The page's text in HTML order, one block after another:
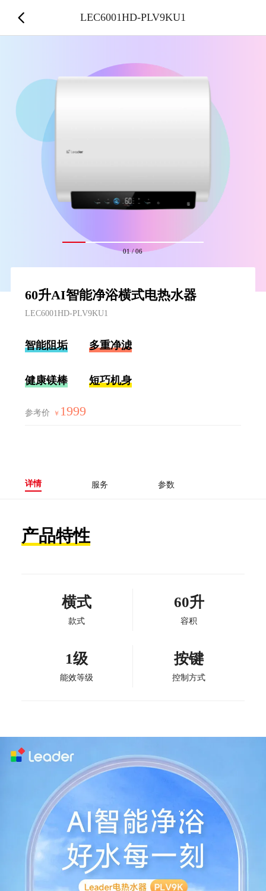
01/06
60升AI智能净浴横式电热水器
LEC6001HD-PLV9KU1
智能阻垢 多重净滤
健康镁棒 短巧机身
参考价 ￥ 1999
详情 服务 参数
产品特性
横式
款式
60升
容积
1级
能效等级
按键
控制方式
LEC6001HD-PLV9KU1